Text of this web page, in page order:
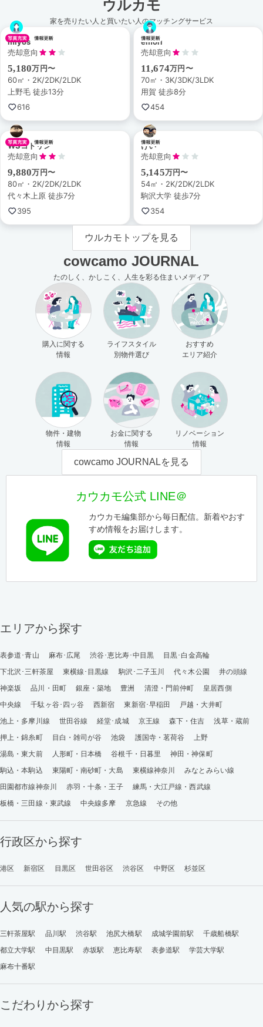
ウルカモ
家を売りたい人と買いたい人のマッチングサービス
miyos
売却意向
5,180万円〜
60㎡・2K/2DK/2LDK
上野毛 徒歩13分
616
emori
売却意向
11,674万円〜
70㎡・3K/3DK/3LDK
用賀 徒歩8分
454
WSコトリン
売却意向
9,880万円〜
80㎡・2K/2DK/2LDK
代々木上原 徒歩7分
395
けい
売却意向
5,145万円〜
54㎡・2K/2DK/2LDK
駒沢大学 徒歩7分
354
ウルカモトップを見る
cowcamo JOURNAL
たのしく、かしこく、人生を彩る住まいメディア
購入に関する
情報
ライフスタイル
別物件選び
おすすめ
エリア紹介
物件・建物
情報
お金に関する
情報
リノベーション
情報
cowcamo JOURNALを見る
カウカモ公式 LINE＠
カウカモ編集部から毎日配信。新着やおす
すめ情報をお届けします。
エリアから探す
表参道･青山 麻布･広尾 渋谷･恵比寿･中目黒
目黒･白金高輪
下北沢･三軒茶屋
東横線･目黒線 駒沢･二子玉川 代々木公園
井の頭線
神楽坂
品川・田町 銀座・築地 豊洲 清澄・門前仲町
皇居西側
中央線
千駄ヶ谷･四ッ谷 西新宿 東新宿･早稲田
戸越・大井町
池上・多摩川線
世田谷線 経堂･成城 京王線 森下・住吉
浅草・蔵前
押上・錦糸町
目白・雑司が谷 池袋 護国寺・茗荷谷
上野
湯島・東大前
人形町・日本橋 谷根千・日暮里
神田・神保町
駒込・本駒込
東陽町・南砂町・大島 東横線神奈川
みなとみらい線
田園都市線神奈川
赤羽・十条・王子
練馬・大江戸線・西武線
板橋・三田線・東武線
中央線多摩 京急線 その他
行政区から探す
港区 新宿区 目黒区 世田谷区 渋谷区 中野区 杉並区
人気の駅から探す
三軒茶屋駅 品川駅 渋谷駅 池尻大橋駅 成城学園前駅
千歳船橋駅
都立大学駅
中目黒駅 赤坂駅 恵比寿駅 表参道駅
学芸大学駅
麻布十番駅
こだわりから探す